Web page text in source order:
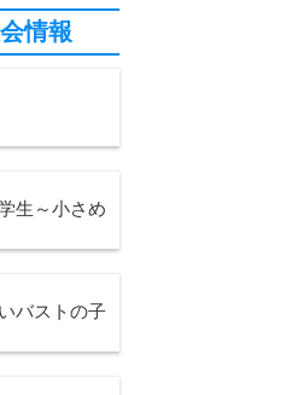
情報
生～小さめ
バストの子